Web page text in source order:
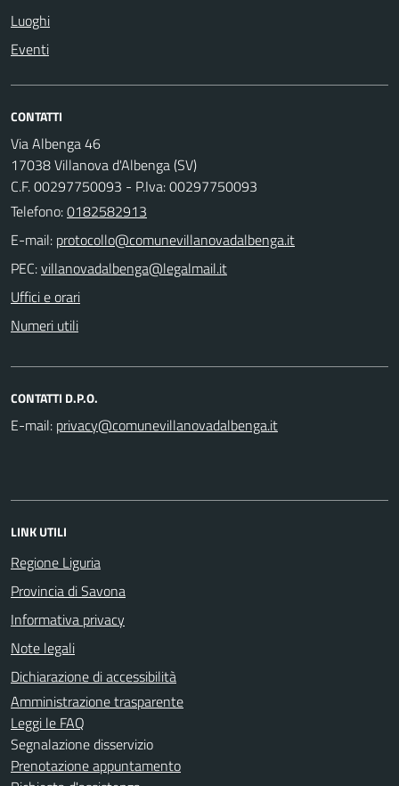
Luoghi
Eventi
CONTATTI
Via Albenga 46
17038 Villanova d'Albenga (SV)
C.F. 00297750093 - P.Iva: 00297750093
Telefono:0182582913
E-mail:
PEC:
Uffici e orari
Numeri utili
CONTATTI D.P.O.
E-mail:
LINK UTILI
Regione Liguria
Provincia di Savona
Informativa privacy
Note legali
Dichiarazione di accessibilità
Amministrazione trasparente
Leggi le FAQ
Segnalazione disservizio
Prenotazione appuntamento